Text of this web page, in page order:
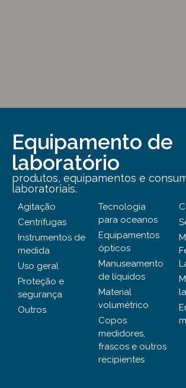
Equipamento de
laboratório
produtos, equipamentos e
laboratoriais.
Agitação
Centrífugas
Instrumentos de
medida
Uso geral
Proteção e
segurança
Outros
Tecnologia
para oceanos
Equipamentos
ópticos
Manuseamento
de líquidos
Material
volumétrico
Copos
medidores,
frascos e outros
recipientes